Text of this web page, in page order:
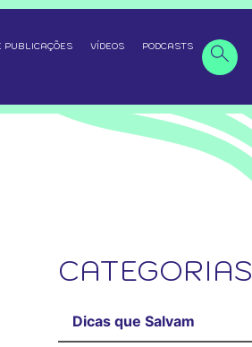
PUBLICAÇÕES VÍDEOS PODCASTS
CATEGORIAS
Dicas que Salvam